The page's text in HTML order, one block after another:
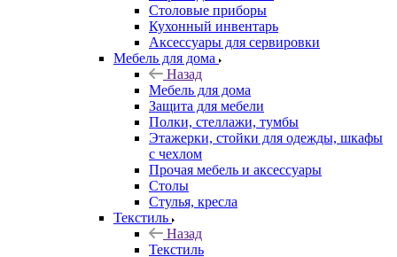
Столовые приборы
Кухонный инвентарь
Аксессуары для сервировки
Мебель для дома
Назад
Мебель для дома
Защита для мебели
Полки, стеллажи, тумбы
Этажерки, стойки для одежды, шкафы
с чехлом
Прочая мебель и аксессуары
Столы
Стулья, кресла
Текстиль
Назад
Текстиль